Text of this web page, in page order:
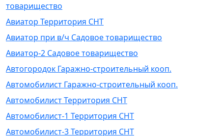
товарищество
Авиатор Территория СНТ
Авиатор при в/ч Садовое товарищество
Авиатор-2 Садовое товарищество
Автогородок Гаражно-строительный кооп.
Автомобилист Гаражно-строительный кооп.
Автомобилист Территория СНТ
Автомобилист-1 Территория СНТ
Автомобилист-3 Территория СНТ